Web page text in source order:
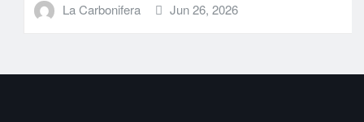
La Carbonifera Jun 26, 2026